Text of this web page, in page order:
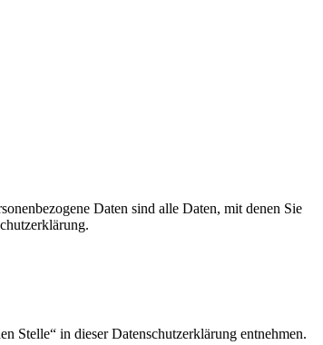
Daten sind alle Daten, mit denen Sie
Stelle“ in dieser Datenschutzerklärung entnehmen.